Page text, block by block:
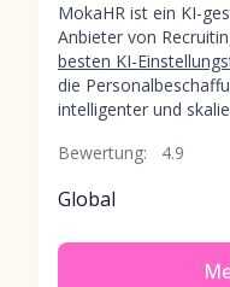
MokaHR ist ein KI-
Anbieter von
besten KI-
die
intelligenter und
Bewertung:
4.9
Global